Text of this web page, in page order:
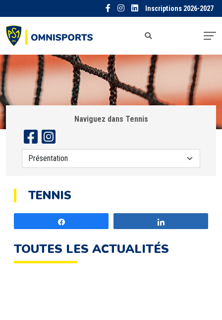
Inscriptions 2026-2027
Naviguez dans Tennis
TENNIS
TOUTES LES ACTUALITÉS